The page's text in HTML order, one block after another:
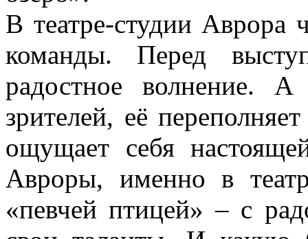
В театре-студии Аврора
команды. Перед
радостное волнение.
зрителей, её
ощущает себя
Авроры, именно в
«певчей птицей» – с